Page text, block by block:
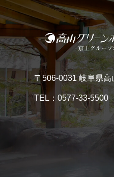
〒506-0031 岐阜県
TEL：0577-33-5500